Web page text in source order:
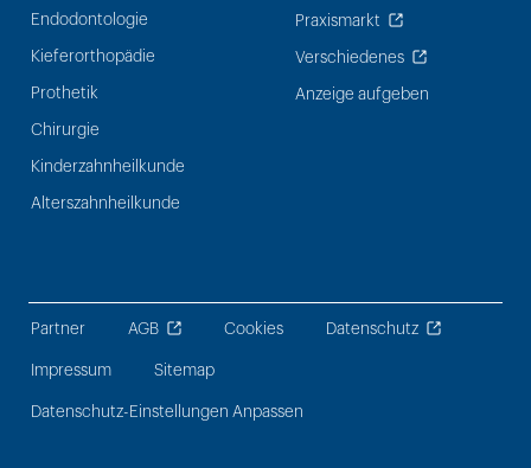
Endodontologie
Kieferorthopädie
Prothetik
Chirurgie
Kinderzahnheilkunde
Alterszahnheilkunde
Praxismarkt
Verschiedenes
Anzeige aufgeben
Partner AGB Cookies Datenschutz
Impressum Sitemap
Datenschutz-Einstellungen Anpassen